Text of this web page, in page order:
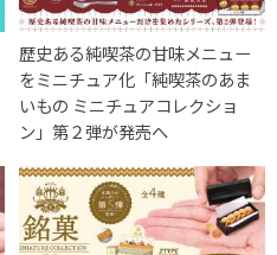
歴史ある純喫茶の甘味メニュー
をミニチュア化「純喫茶のあま
いもの ミニチュアコレクショ
ン」第２弾が発売へ